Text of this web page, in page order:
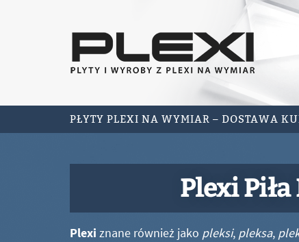
PŁYTY PLEXI NA WYMIAR – DOSTAWA
Plexi
Plexi znane również jako pleksi, pleksa,